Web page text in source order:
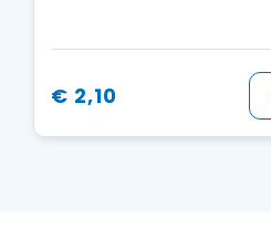
€ 2,10